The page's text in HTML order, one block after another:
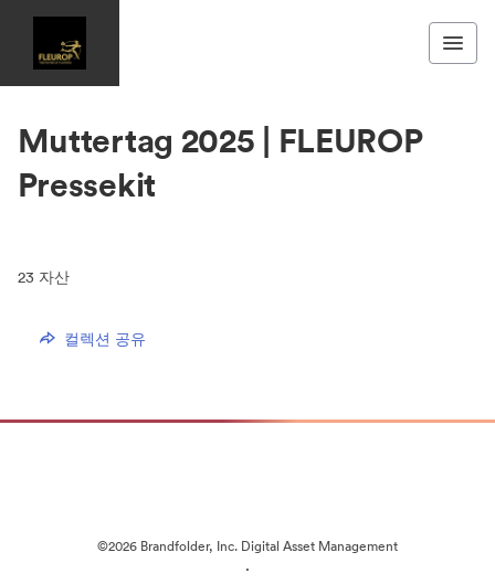
Muttertag 2025 | FLEUROP
Pressekit
23 자산
컬렉션 공유
©2026 Brandfolder, Inc. Digital Asset Management
·